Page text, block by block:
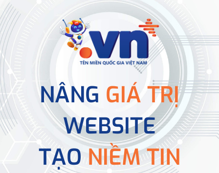
NÂNG GIÁ TRỊ
WEBSITE
TẠONIỀM TIN